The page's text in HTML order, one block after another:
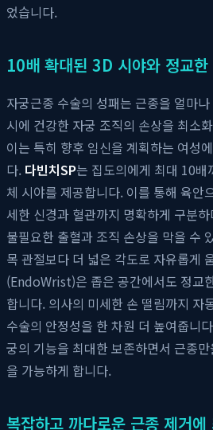
었습니다.
10배 확대된 3D 시야와 정교한
자궁근종 수술의 성패는 근종을 얼마
시에 건강한 자궁 조직의 손상을 최소
이는 특히 향후 임신을 계획하는 여성
다. 다빈치SP는 집도의에게 최대 10배
체 시야를 제공합니다. 이를 통해 육안
세한 신경과 혈관까지 명확하게 구분
불필요한 출혈과 조직 손상을 막을 수
목 관절보다 더 넓은 각도로 자유롭게
(EndoWrist)은 좁은 공간에서도 정교
합니다. 의사의 미세한 손 떨림까지 자
수술의 안정성을 한 차원 더 높여줍니
궁의 기능을 최대한 보존하면서 근종
을 가능하게 합니다.
복잡하고 까다로운 근종 제거에